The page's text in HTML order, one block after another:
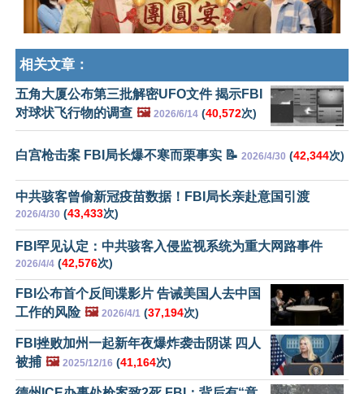
相关文章：
五角大厦公布第三批解密UFO文件 揭示FBI
对球状飞行物的调查 🖼️ 2026/6/14 (40,572次)
白宫枪击案 FBI局长爆不寒而栗事实 📝 2026/4/30 (42,344次)
中共骇客曾偷新冠疫苗数据！FBI局长亲赴意国引渡
2026/4/30 (43,433次)
FBI罕见认定：中共骇客入侵监视系统为重大网路事件
2026/4/4 (42,576次)
FBI公布首个反间谍影片 告诫美国人去中国
工作的风险 🖼️ 2026/4/1 (37,194次)
FBI挫败加州一起新年夜爆炸袭击阴谋 四人
被捕 🖼️ 2025/12/16 (41,164次)